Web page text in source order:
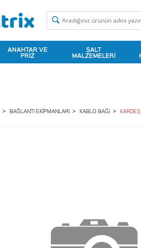
ANAHTAR VE
PRIZ
ŞALT
MALZEMELERI
BAĞLANTI EKIPMANLARI KABLO BAĞI